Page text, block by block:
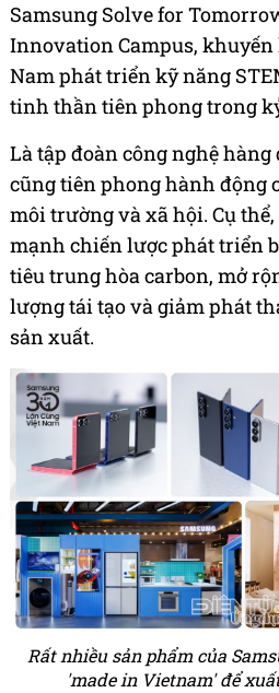
Samsung Solve for
Innovation Campus,
Nam phát triển kỹ năng
tinh thần tiên phong trong
Là tập đoàn công nghệ
cũng tiên phong hành động
môi trường và xã hội. Cụ
mạnh chiến lược phát triển
tiêu trung hòa carbon, mở
lượng tái tạo và giảm phát
sản xuất.
Rất nhiều sản phẩm của
'made in Vietnam' để